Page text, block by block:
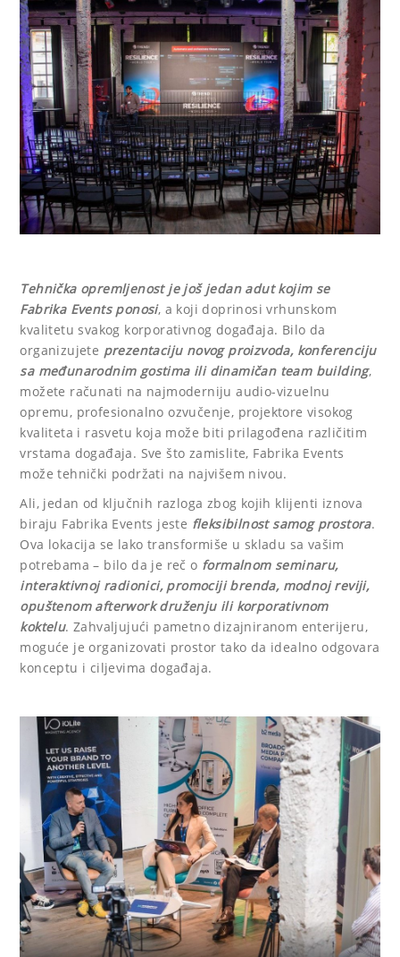
Tehnička opremljenost je još jedan adut kojim se
Fabrika Events ponosi, a koji doprinosi vrhunskom
kvalitetu svakog korporativnog događaja. Bilo da
organizujete prezentaciju novog proizvoda, konferenciju
sa međunarodnim gostima ili dinamičan team building,
možete računati na najmoderniju audio-vizuelnu
opremu, profesionalno ozvučenje, projektore visokog
kvaliteta i rasvetu koja može biti prilagođena različitim
vrstama događaja. Sve što zamislite, Fabrika Events
može tehnički podržati na najvišem nivou.
Ali, jedan od ključnih razloga zbog kojih klijenti iznova
biraju Fabrika Events jeste fleksibilnost samog prostora.
Ova lokacija se lako transformiše u skladu sa vašim
potrebama – bilo da je reč o formalnom seminaru,
interaktivnoj radionici, promociji brenda, modnoj reviji,
opuštenom afterwork druženju ili korporativnom
koktelu. Zahvaljujući pametno dizajniranom enterijeru,
moguće je organizovati prostor tako da idealno odgovara
konceptu i ciljevima događaja.